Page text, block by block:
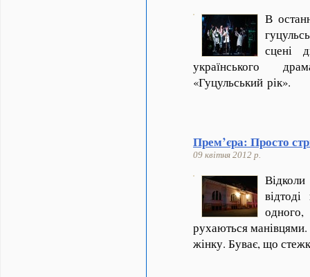
В
сцені
українського
«Гуцульський рік».
Прем’єра: Просто
09 квітня 2012 р.
рухаються манівцями.
жінку. Буває, що